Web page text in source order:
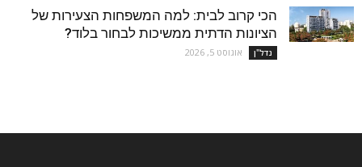
הכי קרוב לבית: למה המשפחות הצעירות של
הציונות הדתית ממשיכות לבחור בלוד?
נדל''ן אוגוסט 5, 2026